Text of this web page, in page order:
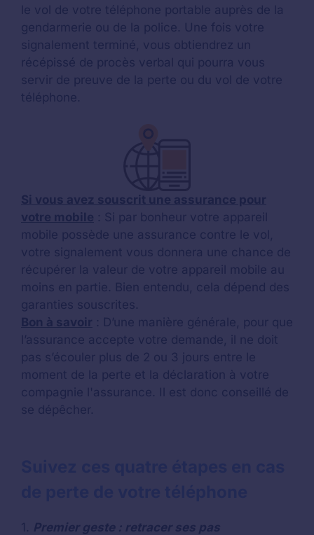
le vol de votre téléphone portable auprès de la
gendarmerie ou de la police. Une fois votre
signalement terminé, vous obtiendrez un
récépissé de procès verbal qui pourra vous
servir de preuve de la perte ou du vol de votre
téléphone.
Si vous avez souscrit une assurance pour
votre mobile : Si par bonheur votre appareil
mobile possède une assurance contre le vol,
votre signalement vous donnera une chance de
récupérer la valeur de votre appareil mobile au
moins en partie. Bien entendu, cela dépend des
garanties souscrites.
Bon à savoir : D’une manière générale, pour que
l’assurance accepte votre demande, il ne doit
pas s’écouler plus de 2 ou 3 jours entre le
moment de la perte et la déclaration à votre
compagnie l'assurance. Il est donc conseillé de
se dépêcher.
1. Premier geste : retracer ses pas